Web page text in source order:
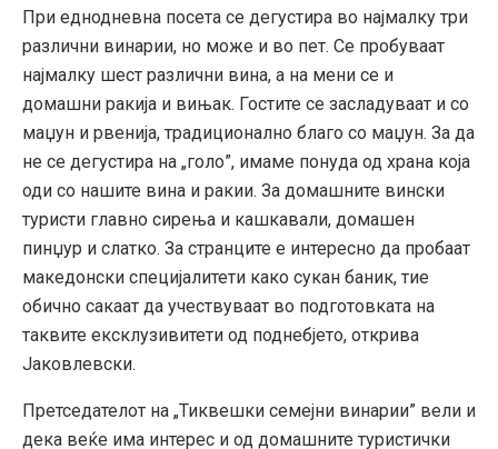
При еднодневна посета се дегустира во најмалку три
различни винарии, но може и во пет. Се пробуваат
најмалку шест различни вина, а на мени се и
домашни ракија и вињак. Гостите се засладуваат и со
маџун и рвенија, традиционално благо со маџун. За да
не се дегустира на „голо”, имаме понуда од храна која
оди со нашите вина и ракии. За домашните вински
туристи главно сирења и кашкавали, домашен
пинџур и слатко. За странците е интересно да пробаат
македонски специјалитети како сукан баник, тие
обично сакаат да учествуваат во подготовката на
таквите ексклузивитети од поднебјето, открива
Јаковлевски.
Претседателот на „Тиквешки семејни винарии” вели и
дека веќе има интерес и од домашните туристички